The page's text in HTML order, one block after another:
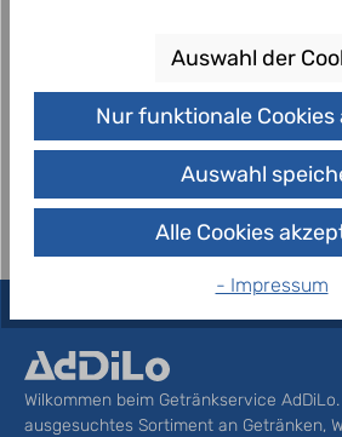
Bei der Herstellung des
wird der Alkohol durch einen
Prozess entnommen. Das
Wilkommen beim Getränkservice
ausgesuchtes Sortiment an Getränken,
Auswahl der
Nur funktionale
Auswahl
Alle Cookies
- Impressum